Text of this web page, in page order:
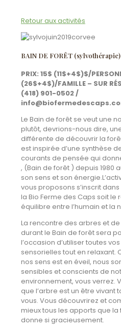
Retour aux activités
BAIN DE FORÊT (sylvothérapie)
PRIX: 15$ (11$+4$)$/
(26$+4$)/FAMILLE – SUR
(418) 901-0502 /
Le Bain de forêt se veut une
plutôt, devrions-nous dire,
différente de découvrir la
est inspirée d’une synthèse
courants de pensée qui
, (Bain de forêt ) depuis 1980
son sens et son
vous proposons s’inscrit
la Bio Ferme des Caps soit le
équilibre entre l’humain et la
La rencontre des arbres et
durant le Bain de forêt sera
l’occasion d’utiliser toutes
sensorielles tout en relaxant.
nos sens est en éveil, nous
sensibles et conscients de
environnement, vous verrez.
que l’arbre est un être vivant
vous. Vous découvrirez et
mieux tous les apports que la
donne si gracieusement.